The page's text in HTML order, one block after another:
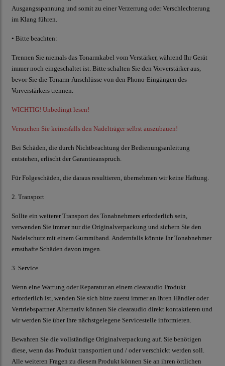
Ausgangsspannung und somit zu einer Verzerrung oder Verschlechterung
im Klang führen.
• Bitte beachten:
Trennen Sie niemals das Tonarmkabel vom Verstärker, während Ihr Gerät
immer noch eingeschaltet ist. Bitte schalten Sie den Vorverstärker aus,
bevor Sie die Tonarm-Anschlüsse von den Phono-Eingängen des
Vorverstärkers trennen.
WICHTIG! Unbedingt lesen!
Versuchen Sie keinesfalls den Nadelträger selbst auszubauen!
Bei Schäden, die durch Nichtbeachtung der Bedienungsanleitung
entstehen, erlischt der Garantieanspruch.
Für Folgeschäden, die daraus resultieren, übernehmen wir keine Haftung.
2. Transport
Sollte ein weiterer Transport des Tonabnehmers erforderlich sein,
verwenden Sie immer nur die Originalverpackung und sichern Sie den
Nadelschutz mit einem Gummiband. Andernfalls könnte Ihr Tonabnehmer
ernsthafte Schäden davon tragen.
3. Service
Wenn eine Wartung oder Reparatur an einem clearaudio Produkt
erforderlich ist, wenden Sie sich bitte zuerst immer an Ihren Händler oder
Vertriebspartner. Alternativ können Sie clearaudio direkt kontaktieren und
wir werden Sie über Ihre nächstgelegene Servicestelle informieren.
Bewahren Sie die vollständige Originalverpackung auf. Sie benötigen
diese, wenn das Produkt transportiert und / oder verschickt werden soll.
Alle weiteren Fragen zu diesem Produkt können Sie an ihren örtlichen